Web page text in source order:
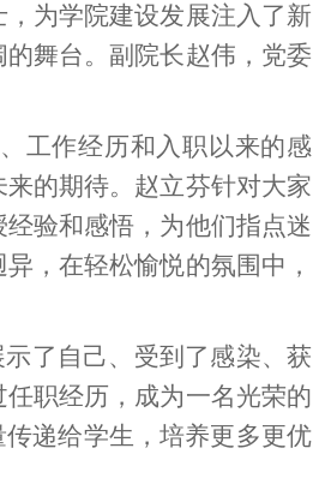
为学院建设发展注入了新
舞台。副院长赵伟，党委
工作经历和入职以来的感
的期待。赵立芬针对大家
验和感悟，为他们指点迷
，在轻松愉悦的氛围中，
了自己、受到了感染、获
职经历，成为一名光荣的
递给学生，培养更多更优